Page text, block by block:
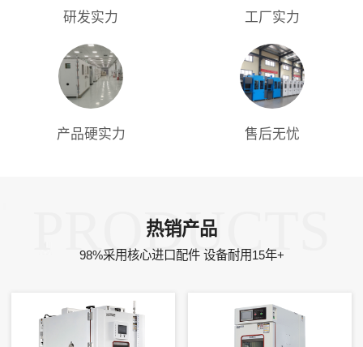
研发实力 工厂实力
产品硬实力 售后无忧
PRODUCTS
热销产品
98%采用核心进口配件 设备耐用15年+